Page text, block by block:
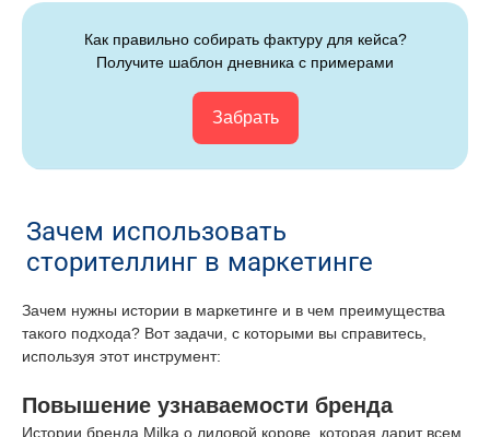
Как правильно собирать фактуру для кейса?
Получите шаблон дневника с примерами
Забрать
Зачем использовать
сторителлинг в маркетинге
Зачем нужны истории в маркетинге и в чем преимущества
такого подхода? Вот задачи, с которыми вы справитесь,
используя этот инструмент:
Повышение узнаваемости бренда
Истории бренда Milka о лиловой корове, которая дарит всем